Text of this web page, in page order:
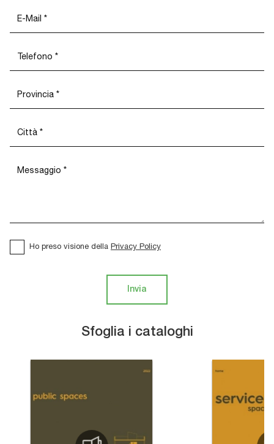
Sfoglia i cataloghi
Ho preso visione della Privacy Policy
Invia